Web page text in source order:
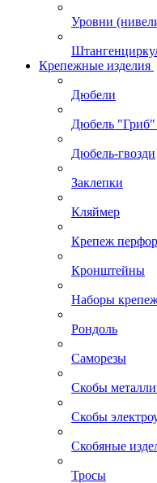
Уровни
Крепежные изделия
Дюбели
Дюбель "Гриб"
Дюбель-гвозди
Заклепки
Кляймер
Крепеж
Кронштейны
Наборы
Рондоль
Саморезы
Скобы
Скобы
Скобяные
Тросы